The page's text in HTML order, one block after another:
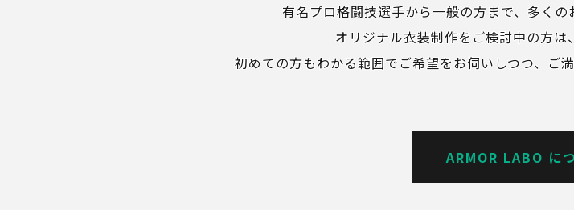
有名プロ格闘技選手から一般の方まで、多くの
オリジナル衣装制作をご検討中の方は
初めての方もわかる範囲でご希望をお伺いしつつ、ご
ARMOR LABO に